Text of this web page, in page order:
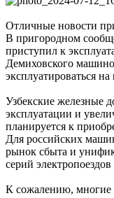
Отличные новости
В пригородном
приступил к
Демиховского
эксплуатироваться
Узбекские железные
эксплуатации и
планируется к
Для российских
рынок сбыта и
серий
К сожалению,